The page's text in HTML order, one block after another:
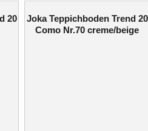
20
Joka Teppichboden Trend 20
Como Nr.70 creme/beige